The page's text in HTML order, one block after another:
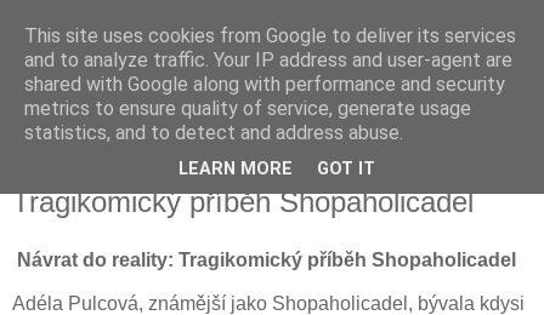
Fakečlánky
Věř všemu co tady vidíš.
čtvrtek 12. prosince 2024
Tragikomický příběh Shopaholicadel
Návrat do reality: Tragikomický příběh Shopaholicadel
Adéla Pulcová, známější jako Shopaholicadel, bývala kdysi
This site uses cookies from Google to deliver its services
and to analyze traffic. Your IP address and user-agent are
shared with Google along with performance and security
metrics to ensure quality of service, generate usage
statistics, and to detect and address abuse.
LEARN MORE GOT IT